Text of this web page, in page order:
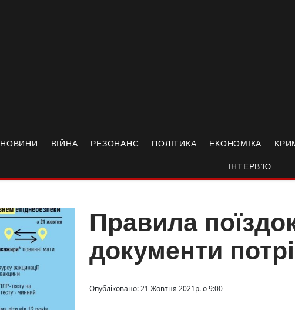
НОВИНИ ВІЙНА РЕЗОНАНС ПОЛІТИКА ЕКОНОМІКА
ІНТЕРВ’Ю
Правила
документи
Опубліковано: 21 Жовтня 2021р. о 9:00